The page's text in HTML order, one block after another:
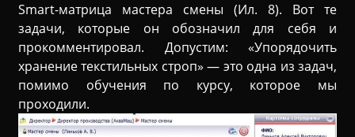
Smart-матрица мастера смены (Ил. 8). Вот те
задачи, которые он обозначил для себя и
прокомментировал. Допустим: «Упорядочить
хранение текстильных строп» — это одна из задач,
помимо обучения по курсу, которое мы
проходили.